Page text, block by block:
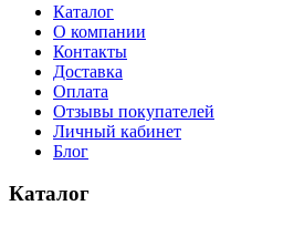
Каталог
О компании
Контакты
Доставка
Оплата
Отзывы покупателей
Личный кабинет
Блог
Каталог